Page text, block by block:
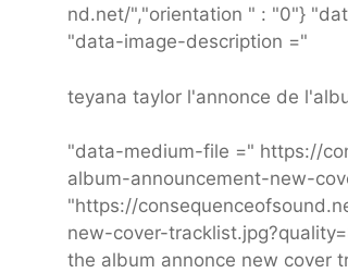
nd.net/","orientation " : "0"}
"data-image-description ="
teyana taylor l'annonce de
"data-medium-file =" https://
album-announcement-new-
"https://
new-cover-
the album annonce new cover